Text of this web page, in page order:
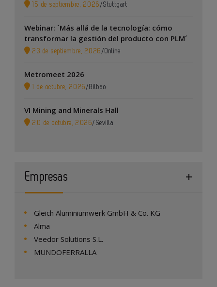
15 de septiembre, 2026 /Stuttgart
Webinar: ´Más allá de la tecnología: cómo
transformar la gestión del producto con PLM´
23 de septiembre, 2026 /Online
Metromeet 2026
1 de octubre, 2026 / Bilbao
VI Mining and Minerals Hall
20 de octubre, 2026/ Sevilla
Empresas
Gleich Aluminiumwerk GmbH & Co. KG
Alma
Veedor Solutions S.L.
MUNDOFERRALLA